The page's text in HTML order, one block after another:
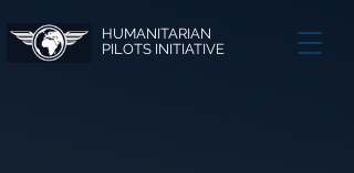
HUMANITARIAN
PILOTS INITIATIVE